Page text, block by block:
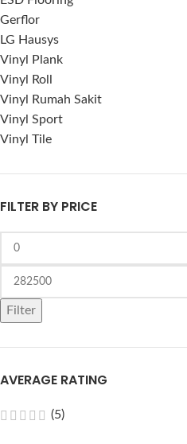
Gerflor
LG Hausys
Vinyl Plank
Vinyl Roll
Vinyl Rumah Sakit
Vinyl Sport
Vinyl Tile
FILTER BY PRICE
Filter
AVERAGE RATING
(5)